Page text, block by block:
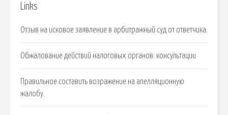
Links
Отзыв на исковое заявление в арбитражный суд от ответчика.
Обжалование действий налоговых органов: консультации.
Правильное составить возражение на апелляционную
жалобу.